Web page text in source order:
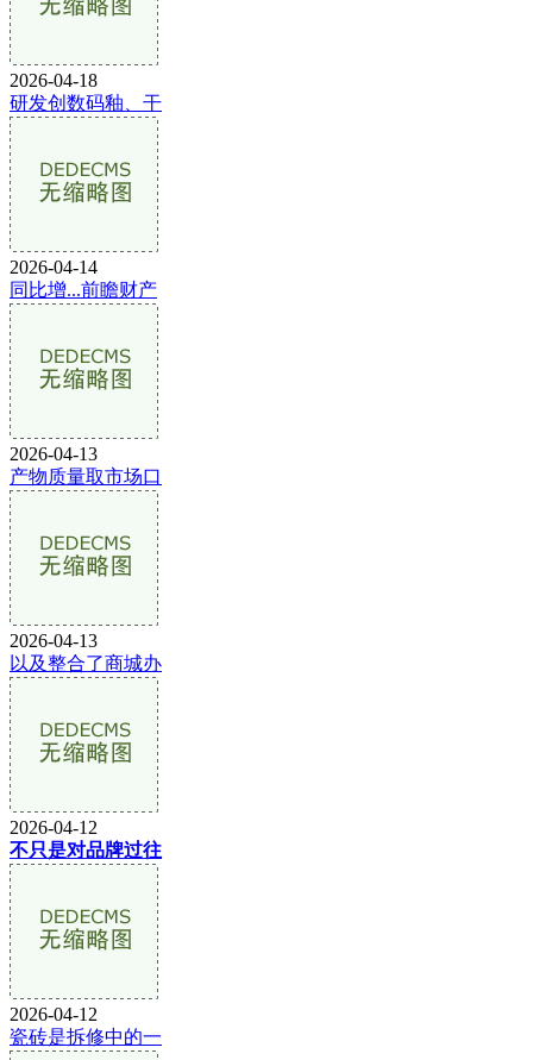
2026-04-18
研发创数码釉、干
2026-04-14
同比增...前瞻财产
2026-04-13
产物质量取市场口
2026-04-13
以及整合了商城办
2026-04-12
不只是对品牌过往
2026-04-12
瓷砖是拆修中的一